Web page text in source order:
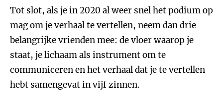
Tot slot, als je in 2020 al weer snel het podium op
mag om je verhaal te vertellen, neem dan drie
belangrijke vrienden mee: de vloer waarop je
staat, je lichaam als instrument om te
communiceren en het verhaal dat je te vertellen
hebt samengevat in vijf zinnen.